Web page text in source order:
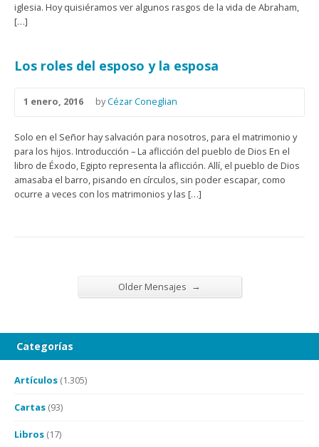
iglesia. Hoy quisiéramos ver algunos rasgos de la vida de Abraham,
[…]
Los roles del esposo y la esposa
1 enero, 2016 byCézar Coneglian
Solo en el Señor hay salvación para nosotros, para el matrimonio y
para los hijos. Introducción – La aflicción del pueblo de Dios En el
libro de Éxodo, Egipto representa la aflicción. Allí, el pueblo de Dios
amasaba el barro, pisando en círculos, sin poder escapar, como
ocurre a veces con los matrimonios y las […]
Older Mensajes →
Categorías
Artículos (1.305)
Cartas (93)
Libros (17)